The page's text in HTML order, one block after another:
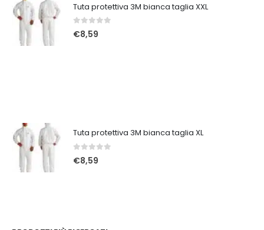
Tuta protettiva 3M bianca taglia XXL
0Su 5
€8,59
Tuta protettiva 3M bianca taglia XL
0Su 5
€8,59